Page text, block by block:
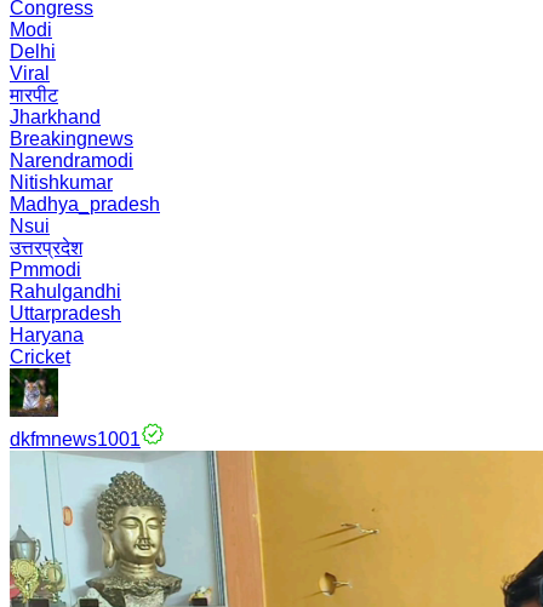
Congress
Modi
Delhi
Viral
मारपीट
Jharkhand
Breakingnews
Narendramodi
Nitishkumar
Madhya_pradesh
Nsui
उत्तरप्रदेश
Pmmodi
Rahulgandhi
Uttarpradesh
Haryana
Cricket
dkfmnews1001